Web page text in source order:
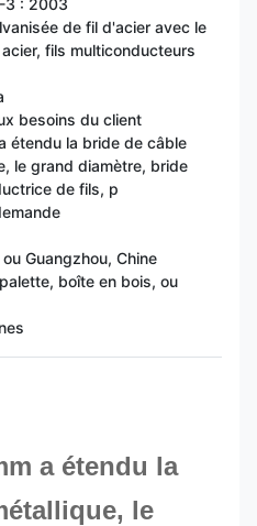
3 : 2003
de fil d'acier avec le
fils multiconducteurs
besoins du client
étendu la bride de câble
le grand diamètre, bride
de fils, p
Guangzhou, Chine
boîte en bois, ou
a étendu la
le